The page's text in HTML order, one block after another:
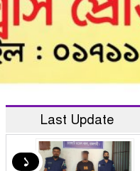
Last Update
১